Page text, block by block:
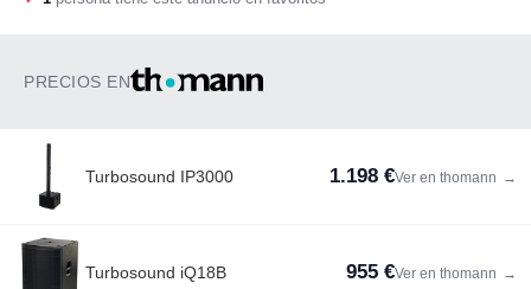
PRECIOS EN
Turbosound IP3000 1.198 €Ver en thomann →
Turbosound iQ18B 955 €Ver en thomann →